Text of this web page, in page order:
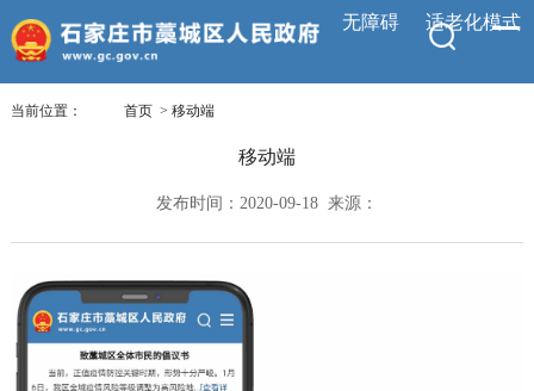
无障碍 适老化模式
当前位置： 首页> 移动端
移动端
发布时间：2020-09-18 来源：